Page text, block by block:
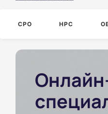
СРО НРС